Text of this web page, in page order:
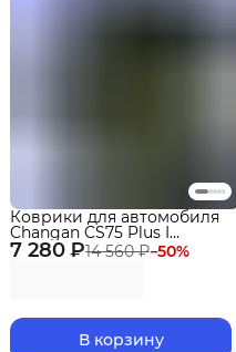
7 280 ₽14 560 ₽−50%
Коврики для автомобиля
Changan CS75 Plus I
поколение рест. (2021-
В корзину